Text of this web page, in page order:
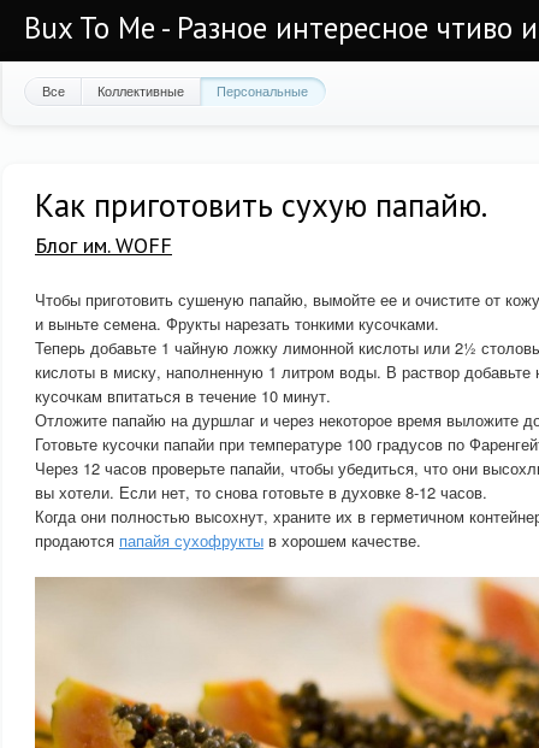
Bux To Me - Разное интересное чтиво
Все Коллективные Персональные
Как приготовить сухую папайю.
Блог им. WOFF
Чтобы приготовить сушеную папайю, вымойте ее и очистите от
и выньте семена. Фрукты нарезать тонкими кусочками.
Теперь добавьте 1 чайную ложку лимонной кислоты или 2½
кислоты в миску, наполненную 1 литром воды. В раствор добавьте
кусочкам впитаться в течение 10 минут.
Отложите папайю на дуршлаг и через некоторое время выложите
Готовьте кусочки папайи при температуре 100 градусов по
Через 12 часов проверьте папайи, чтобы убедиться, что они
вы хотели. Если нет, то снова готовьте в духовке 8-12 часов.
Когда они полностью высохнут, храните их в герметичном
продаются папайя сухофрукты в хорошем качестве.